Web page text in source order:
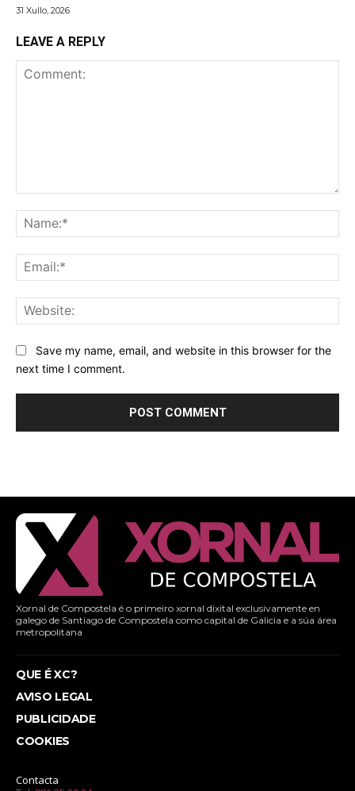
31 Xullo, 2026
LEAVE A REPLY
Save my name, email, and website in this browser for the
next time I comment.
Xornal de Compostela é o primeiro xornal dixital exclusivamente en
galego de Santiago de Compostela como capital de Galicia e a súa área
metropolitana
QUE É XC?
AVISO LEGAL
PUBLICIDADE
COOKIES
Contacta